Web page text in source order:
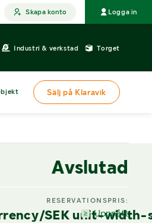
Skapa konto Logga in
Industri & verkstad Torget
Sälj på Klaravik
Avslutad
SEK unit-
RESERVATIONSPRIS:
Uppnått